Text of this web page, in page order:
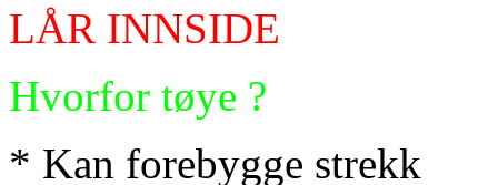
LÅR INNSIDE
Hvorfor tøye ?
* Kan forebygge strekk